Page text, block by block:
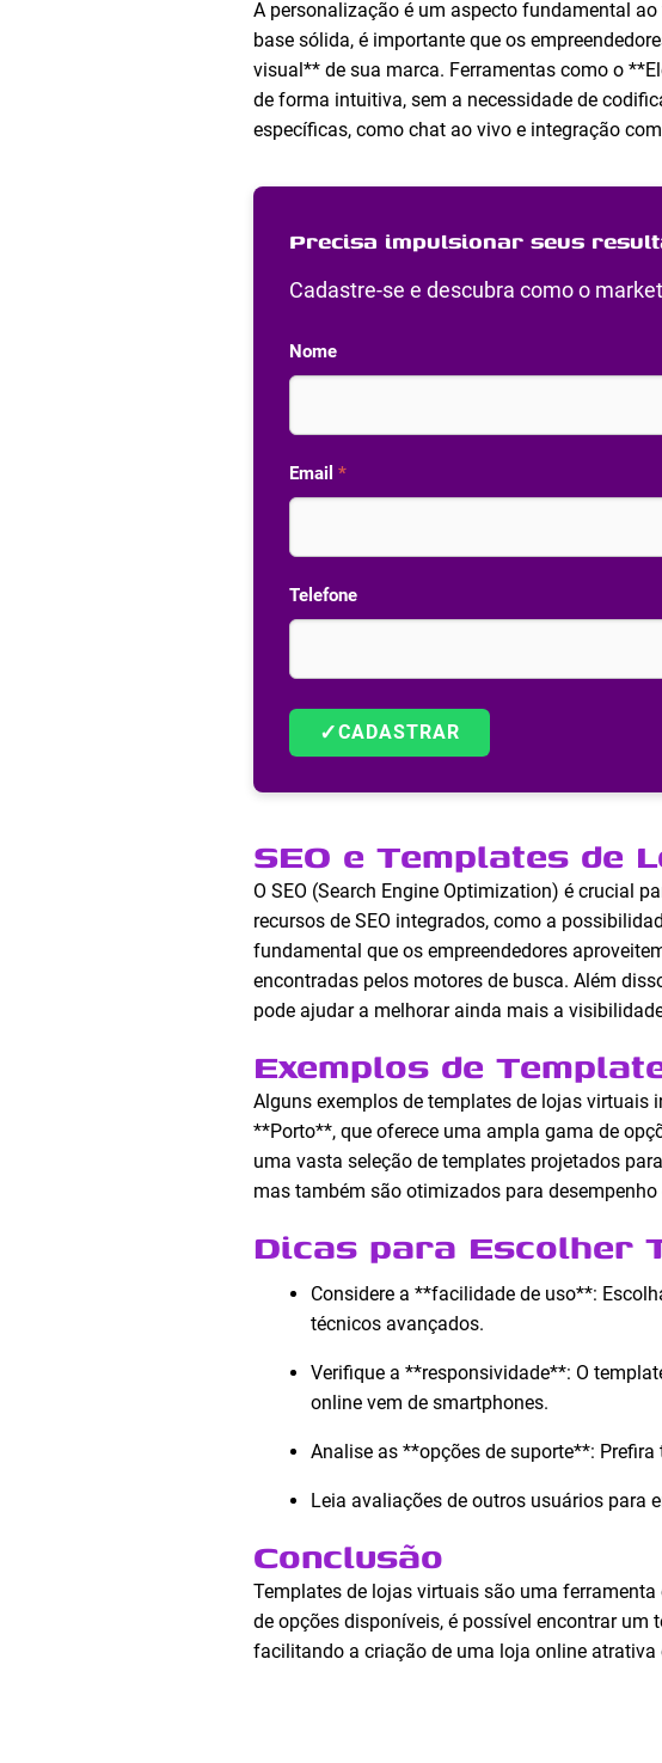
A personalização é um aspecto fundamental
base sólida, é importante que os
visual** de sua marca. Ferramentas como o
de forma intuitiva, sem a necessidade de
específicas, como chat ao vivo e integração
Precisa impulsionar seus
Cadastre-se e descubra como o
Nome
Email *
Telefone
✓CADASTRAR
SEO e Templates de
O SEO (Search Engine Optimization) é crucial
recursos de SEO integrados, como a
fundamental que os empreendedores
encontradas pelos motores de busca. Além
pode ajudar a melhorar ainda mais a
Exemplos de
Alguns exemplos de templates de lojas virtuais
**Porto**, que oferece uma ampla gama de
uma vasta seleção de templates projetados
mas também são otimizados para
Dicas para Escolher
Considere a **facilidade de uso**:
técnicos avançados.
Verifique a **responsividade**: O
online vem de smartphones.
Analise as **opções de suporte**:
Leia avaliações de outros usuários para
Conclusão
Templates de lojas virtuais são uma
de opções disponíveis, é possível encontrar um
facilitando a criação de uma loja online atrativa